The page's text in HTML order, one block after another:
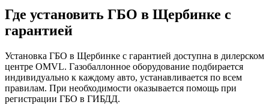
Где установить ГБО в Щербинке с
гарантией
Установка ГБО в Щербинке с гарантией доступна в дилерском
центре OMVL. Газобаллонное оборудование подбирается
индивидуально к каждому авто, устанавливается по всем
правилам. При необходимости оказывается помощь при
регистрации ГБО в ГИБДД.